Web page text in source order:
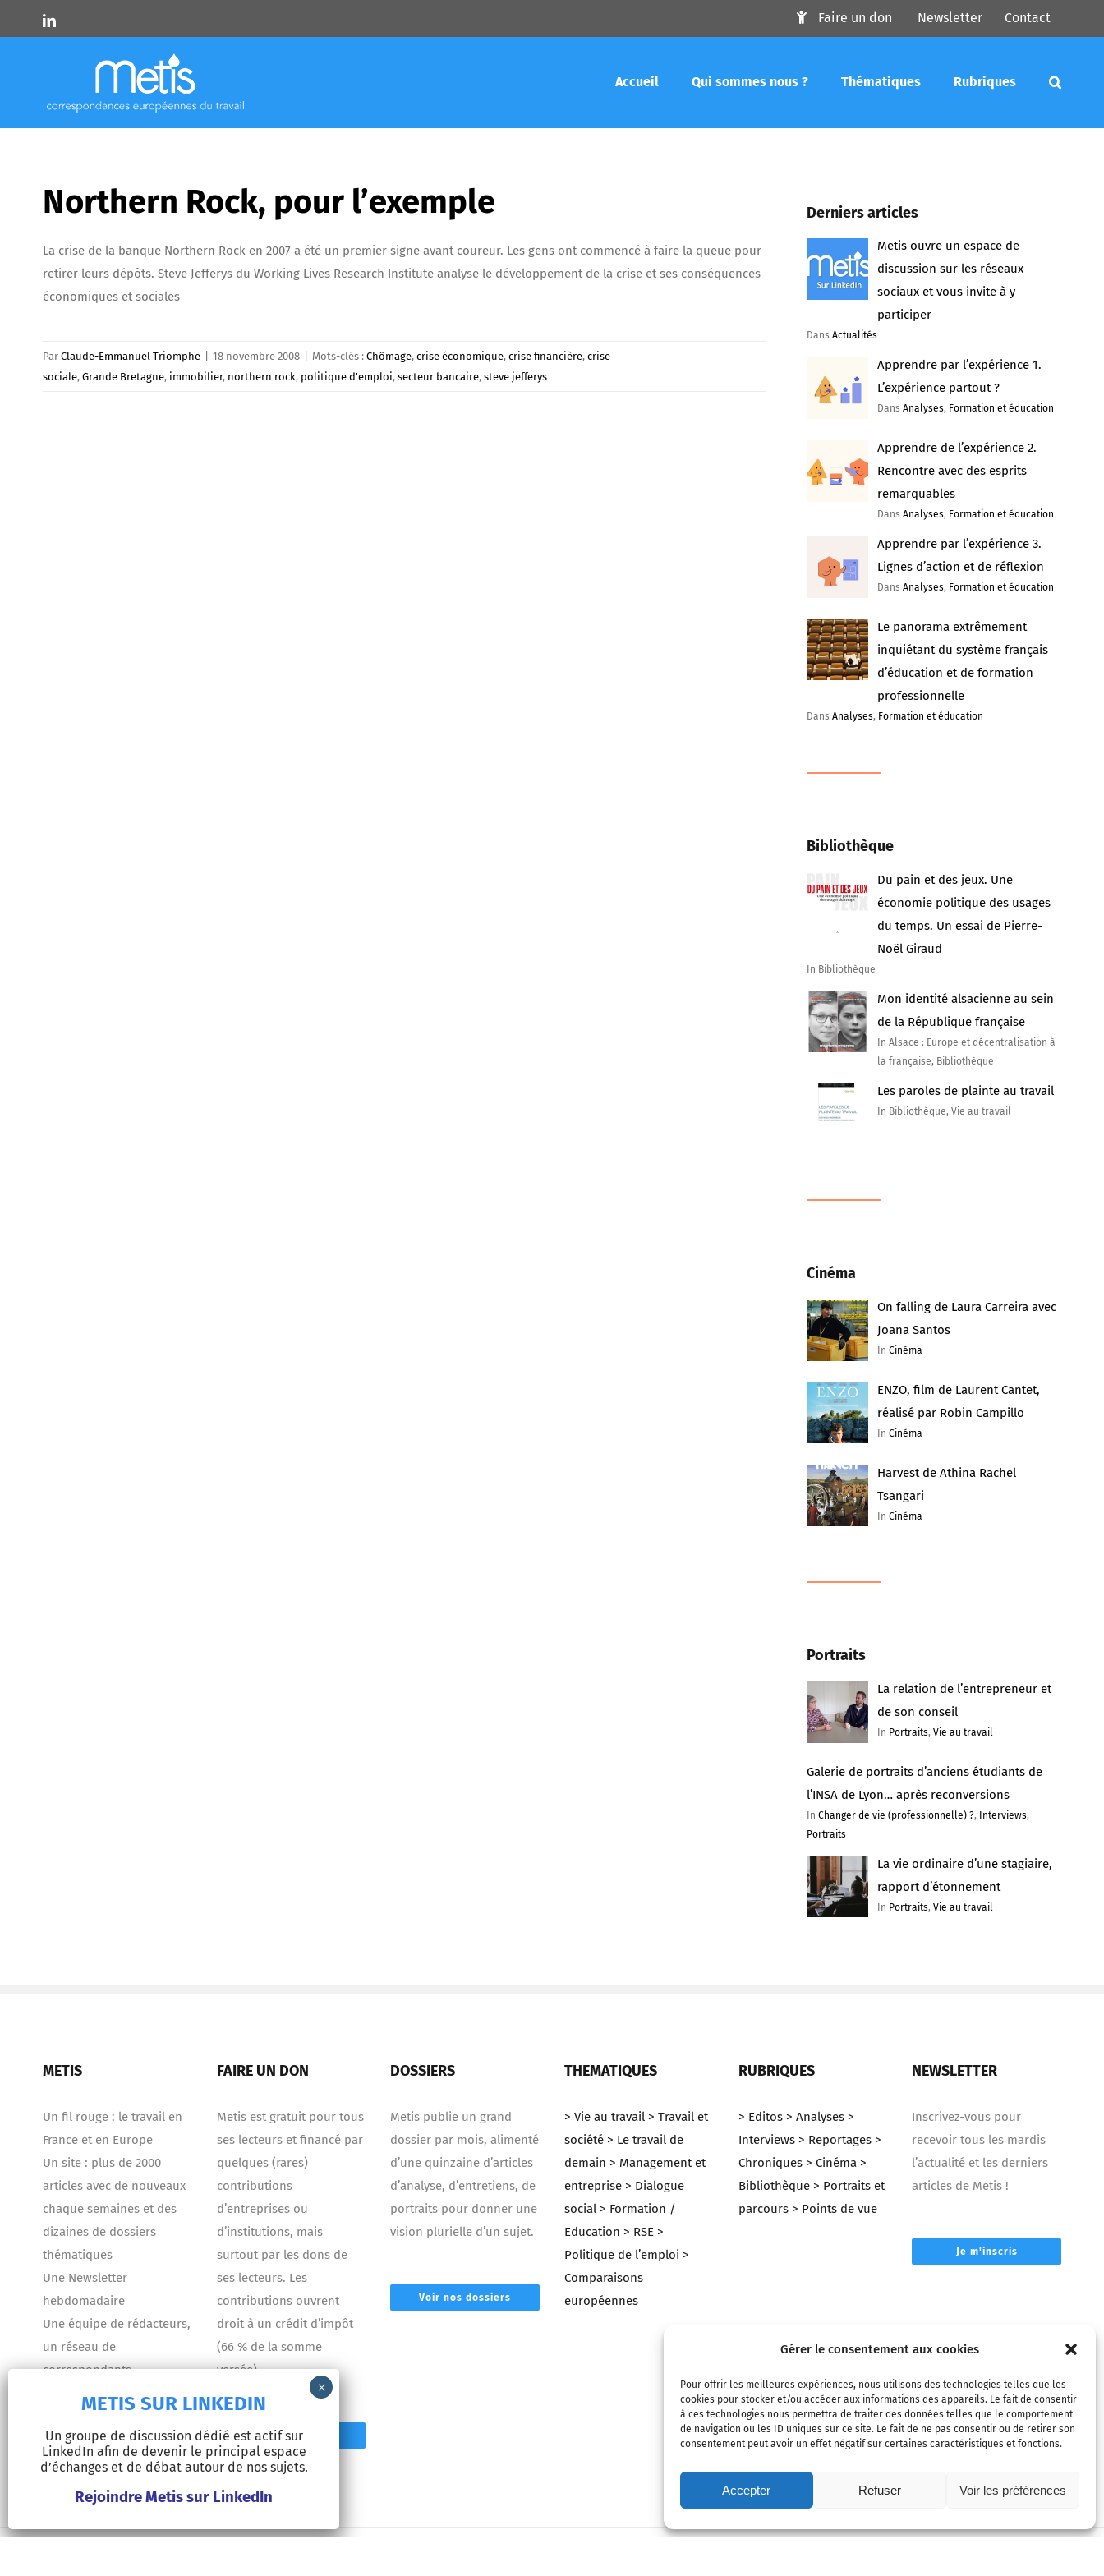
Gérer le consentement aux cookies
Pour offrir les meilleures expériences, nous utilisons des technologies telles que les
cookies pour stocker et/ou accéder aux informations des appareils. Le fait de consentir
à ces technologies nous permettra de traiter des données telles que le comportement
de navigation ou les ID uniques sur ce site. Le fait de ne pas consentir ou de retirer son
consentement peut avoir un effet négatif sur certaines caractéristiques et fonctions.
Accepter Refuser Voir les préférences
to
LinkedIn Faire un don Newsletter Contact
Accueil Qui sommes nous ? Thématiques Rubriques
Northern Rock, pour l’exemple
La crise de la banque Northern Rock en 2007 a été un premier signe avant coureur. Les gens ont commencé à faire la queue pour
retirer leurs dépôts. Steve Jefferys du Working Lives Research Institute analyse le développement de la crise et ses conséquences
économiques et sociales
Par Claude-Emmanuel Triomphe 18 novembre 2008 Mots-clés : Chômage, crise économique, crise financière, crise
sociale, Grande Bretagne, immobilier, northern rock, politique d'emploi, secteur bancaire, steve jefferys
Derniers articles
Metis ouvre un espace de
discussion sur les réseaux
sociaux et vous invite à y
participer
Dans Actualités
Apprendre par l’expérience 1.
L’expérience partout ?
DansAnalyses, Formation et éducation
Apprendre de l’expérience 2.
Rencontre avec des esprits
remarquables
DansAnalyses, Formation et éducation
Apprendre par l’expérience 3.
Lignes d’action et de réflexion
DansAnalyses, Formation et éducation
Le panorama extrêmement
inquiétant du système français
d’éducation et de formation
professionnelle
Dans Analyses, Formation et éducation
Bibliothèque
Du pain et des jeux. Une
économie politique des usages
du temps. Un essai de Pierre-
Noël Giraud
In Bibliothèque
Mon identité alsacienne au sein
de la République française
In Alsace : Europe et décentralisation à
la française, Bibliothèque
Les paroles de plainte au travail
In Bibliothèque, Vie au travail
Cinéma
On falling de Laura Carreira avec
Joana Santos
InCinéma
ENZO, film de Laurent Cantet,
réalisé par Robin Campillo
InCinéma
Harvest de Athina Rachel
Tsangari
InCinéma
Portraits
La relation de l’entrepreneur et
de son conseil
In Portraits,Vie au travail
Galerie de portraits d’anciens étudiants de
l’INSA de Lyon… après reconversions
In Changer de vie (professionnelle) ?, Interviews,
Portraits
La vie ordinaire d’une stagiaire,
rapport d’étonnement
In Portraits,Vie au travail
METIS
Un fil rouge : le travail en
France et en Europe
Un site : plus de 2000
articles avec de nouveaux
chaque semaines et des
dizaines de dossiers
thématiques
Une Newsletter
hebdomadaire
Une équipe de rédacteurs,
un réseau de
correspondants
Contact
FAIRE UN DON
Metis est gratuit pour tous
ses lecteurs et financé par
quelques (rares)
contributions
d’entreprises ou
d’institutions, mais
surtout par les dons de
ses lecteurs. Les
contributions ouvrent
droit à un crédit d’impôt
(66 % de la somme
versée).
Faire un don
DOSSIERS
Metis publie un grand
dossier par mois, alimenté
d’une quinzaine d’articles
d’analyse, d’entretiens, de
portraits pour donner une
vision plurielle d’un sujet.
Voir nos dossiers
THEMATIQUES
> Vie au travail > Travail et
société > Le travail de
demain > Management et
entreprise > Dialogue
social > Formation /
Education > RSE >
Politique de l’emploi >
Comparaisons
européennes
RUBRIQUES
> Editos > Analyses >
Interviews > Reportages >
Chroniques > Cinéma >
Bibliothèque > Portraits et
parcours > Points de vue
NEWSLETTER
Inscrivez-vous pour
recevoir tous les mardis
l’actualité et les derniers
articles de Metis !
Je m'inscris
METIS SUR LINKEDIN
Un groupe de discussion dédié est actif sur
LinkedIn afin de devenir le principal espace
d’échanges et de débat autour de nos sujets.
Rejoindre Metis sur LinkedIn